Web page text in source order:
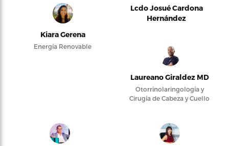
Kiara Gerena
Energía Renovable
Lcdo Josué Cardona
Hernández
Laureano Giraldez MD
Otorrinolaringología y
Cirugía de Cabeza y Cuello